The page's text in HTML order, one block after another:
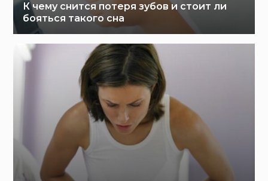
К чему снится потеря зубов и стоит ли
бояться такого сна